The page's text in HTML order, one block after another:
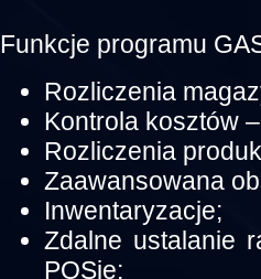
Funkcje programu
Rozliczenia
Kontrola kosztów
Rozliczenia
Zaawansowana
Inwentaryzacje;
Zdalne ustalanie
POSie;